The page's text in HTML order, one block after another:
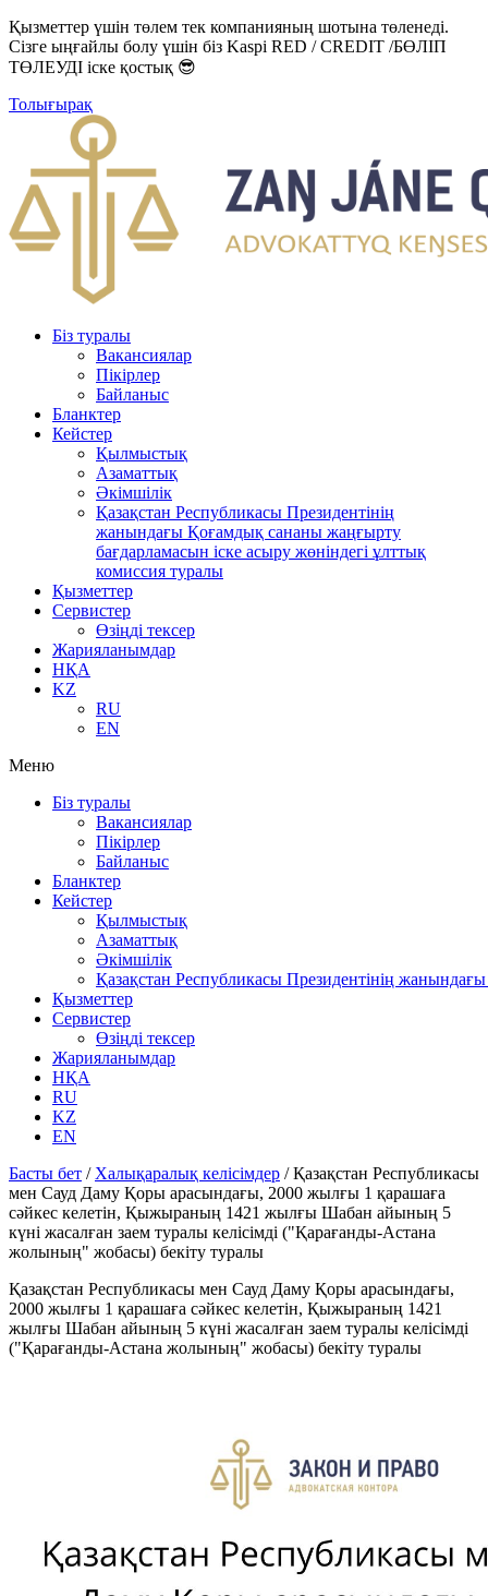
Қызметтер үшін төлем тек компанияның шотына төленеді.
Сізге ыңғайлы болу үшін біз Kaspi RED / CREDIT /БӨЛІП
ТӨЛЕУДІ іске қостық 😎
Толығырақ
Біз туралы
Вакансиялар
Пікірлер
Байланыс
Бланктер
Кейстер
Қылмыстық
Азаматтық
Әкімшілік
Қазақстан Республикасы Президентінің
жанындағы Қоғамдық сананы жаңғырту
бағдарламасын іске асыру жөніндегі ұлттық
комиссия туралы
Қызметтер
Сервистер
Өзіңді тексер
Жарияланымдар
НҚА
KZ
RU
EN
Меню
Біз туралы
Вакансиялар
Пікірлер
Байланыс
Бланктер
Кейстер
Қылмыстық
Азаматтық
Әкімшілік
Қазақстан Республикасы Президентінің
Қызметтер
Сервистер
Өзіңді тексер
Жарияланымдар
НҚА
RU
KZ
EN
Басты бет / Халықаралық келісімдер /Қазақстан Республикасы
мен Сауд Даму Қоры арасындағы, 2000 жылғы 1 қарашаға
сәйкес келетін, Қыжыраның 1421 жылғы Шабан айының 5
күні жасалған заем туралы келісімді ("Қарағанды-Астана
жолының" жобасы) бекіту туралы
Қазақстан Республикасы мен Сауд Даму Қоры арасындағы,
2000 жылғы 1 қарашаға сәйкес келетін, Қыжыраның 1421
жылғы Шабан айының 5 күні жасалған заем туралы келісімді
("Қарағанды-Астана жолының" жобасы) бекіту туралы